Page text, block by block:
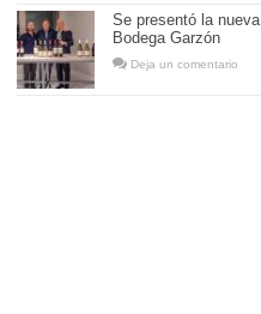
Se presentó la
Bodega Garzón
Deja un comentario